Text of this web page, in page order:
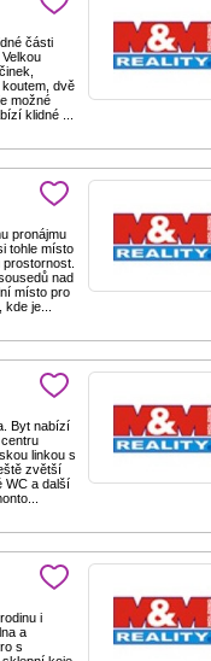
části
dvě
možné
klidné ...
pronájmu
tohle místo
nad
místo pro
je...
Byt nabízí
linkou s
zvětší
WC a další
i
a
s